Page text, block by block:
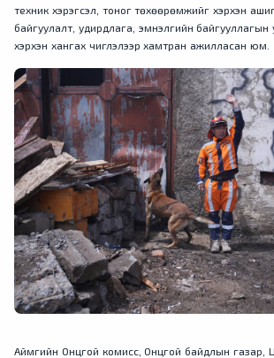
техник хэрэгсэл, тоног төхөөрөмжийг хэрхэн
байгуулалт, удирдлага, эмнэлгийн байгууллагын
хэрхэн хангах чиглэлээр хамтран ажилласан юм.
Аймгийн Онцгой комисс, Онцгой байдлын газар,